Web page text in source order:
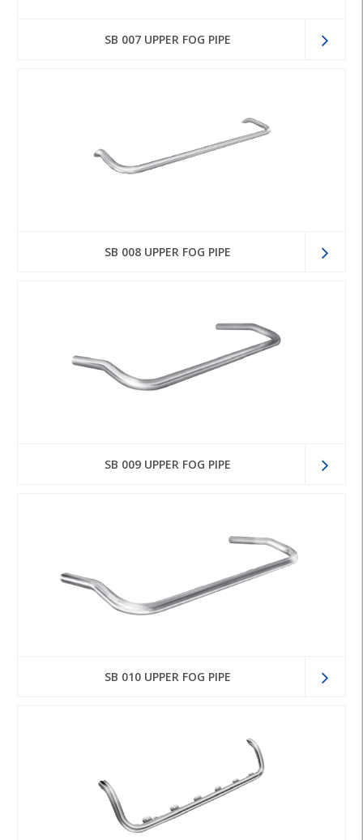
SB 007 UPPER FOG PIPE
SB 008 UPPER FOG PIPE
SB 009 UPPER FOG PIPE
SB 010 UPPER FOG PIPE